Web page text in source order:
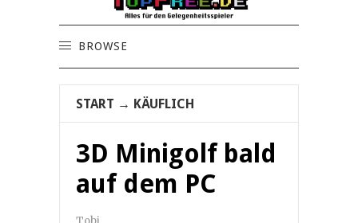
BROWSE
START → KÄUFLICH
3D Minigolf bald
auf dem PC